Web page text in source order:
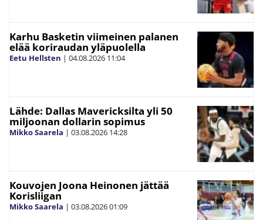
Karhu Basketin viimeinen palanen
elää koriraudan yläpuolella
Eetu Hellsten | 04.08.2026 11:04
Lähde: Dallas Mavericksilta yli 50
miljoonan dollarin sopimus
Mikko Saarela | 03.08.2026 14:28
Kouvojen Joona Heinonen jättää
Korisliigan
Mikko Saarela | 03.08.202601:09